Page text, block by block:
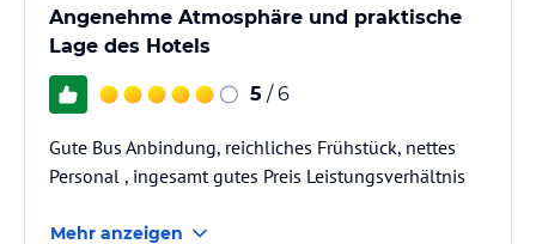
Angenehme Atmosphäre und praktische
Lage des Hotels
5 / 6
Gute Bus Anbindung, reichliches Frühstück, nettes
Personal , ingesamt gutes Preis Leistungsverhältnis
Mehr anzeigen